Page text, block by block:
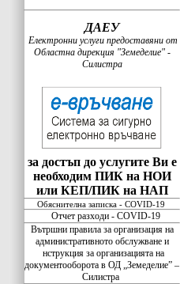
ДАЕУ
Електронни услуги предоставяни от
Областна дирекция "Земеделие" -
Силистра
за достъп до услугите Ви е
необходим ПИК на НОИ
или КЕП/ПИК на НАП
Обяснителна записка - COVID-19
Отчет разходи - COVID-19
Вътршни правила за организация на
административното обслужване и
нструкция за организацията на
документооборота в ОД „Земеделие” –
Силистра